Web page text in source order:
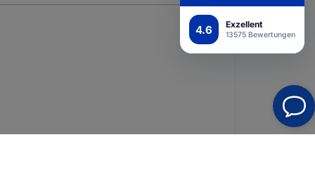
4.6 Exzellent
13575 Bewertungen